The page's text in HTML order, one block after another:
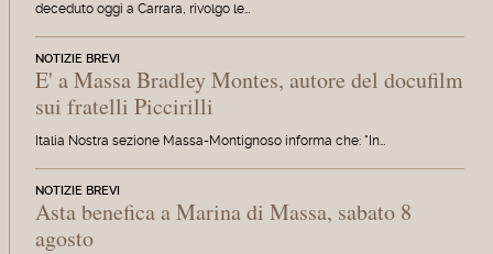
deceduto oggi a Carrara, rivolgo le…
NOTIZIE BREVI
E' a Massa Bradley Montes, autore del docufilm
sui fratelli Piccirilli
Italia Nostra sezione Massa-Montignoso informa che: "In…
NOTIZIE BREVI
Asta benefica a Marina di Massa, sabato 8
agosto